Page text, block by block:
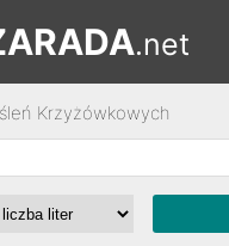
.net
Krzyżówkowych